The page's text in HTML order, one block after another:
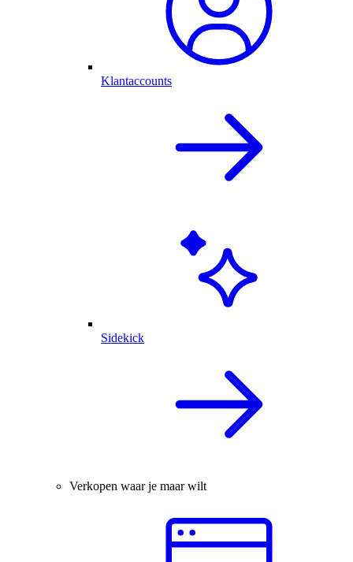
Klantaccounts
Sidekick
Verkopen waar je maar wilt